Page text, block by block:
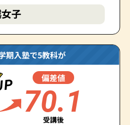
子
期入塾で5教科が
偏差値
70.1
受講後